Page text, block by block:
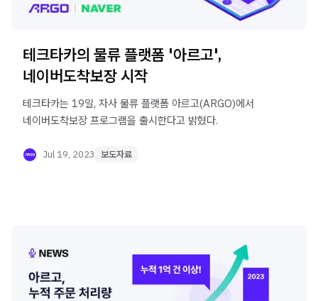
테크타카의 물류 플랫폼 '아르고',
네이버도착보장 시작
테크타카는 19일, 자사 물류 플랫폼 아르고(ARGO)에서
네이버도착보장 프로그램을 출시한다고 밝혔다.
Jul 19, 2023 보도자료